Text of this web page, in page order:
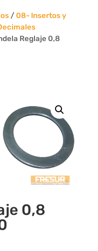
/ 08- Insertos y
Reglaje 0,8
0,8